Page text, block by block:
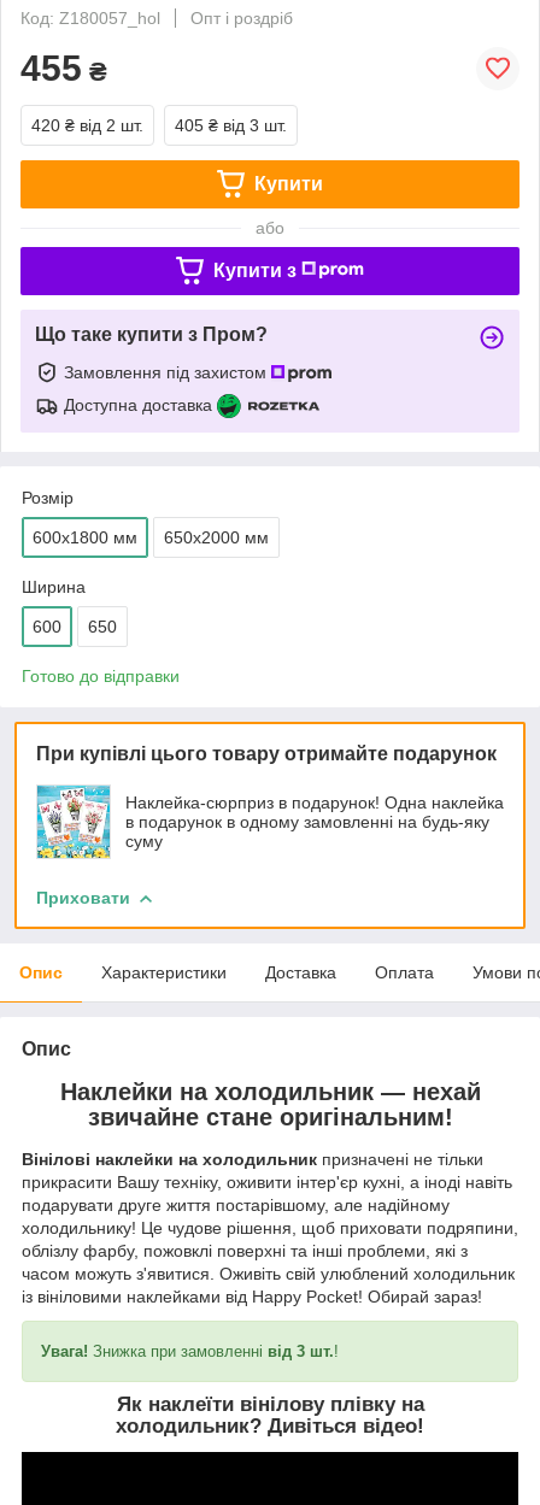
Код: Z180057_hol
Опт і роздріб
455 ₴
420 ₴ від 2 шт. 405 ₴ від 3 шт.
Купити
або
Купити з
Що таке купити з Пром?
Замовлення під захистом
Доступна доставка
Розмір
600х1800 мм 650х2000 мм
Ширина
600 650
Готово до відправки
При купівлі цього товару отримайте подарунок
Наклейка-сюрприз в подарунок! Одна наклейка
в подарунок в одному замовленні на будь-яку
суму
Приховати
Опис Характеристики Доставка Оплата Умови
Опис
Наклейки на холодильник — нехай
звичайне стане оригінальним!
Вінілові наклейки на холодильник призначені не тільки
прикрасити Вашу техніку, оживити інтер'єр кухні, а іноді навіть
подарувати друге життя постарівшому, але надійному
холодильнику! Це чудове рішення, щоб приховати подряпини,
облізлу фарбу, пожовклі поверхні та інші проблеми, які з
часом можуть з'явитися. Оживіть свій улюблений холодильник
із вініловими наклейками від Happy Pocket! Обирай зараз!
Увага! Знижка при замовленні від 3 шт.!
Як наклеїти вінілову плівку на
холодильник? Дивіться відео!